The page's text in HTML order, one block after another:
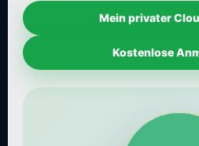
Mein privater
Kostenlose